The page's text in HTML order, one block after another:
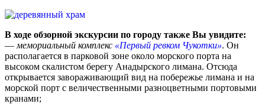
В ходе обзорной экскурсии по городу также Вы увидите:
— мемориальный комплекс «Первый ревком Чукотки». Он
располагается в парковой зоне около морского порта на
высоком скалистом берегу Анадырского лимана. Отсюда
открывается завораживающий вид на побережье лимана и на
морской порт с величественными разноцветными портовыми
кранами;